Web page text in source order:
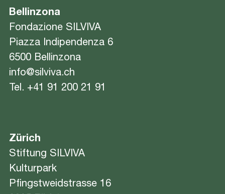
Bellinzona
Fondazione SILVIVA
Piazza Indipendenza 6
6500 Bellinzona
info@silviva.ch
Tel. +41 91 200 21 91
Zürich
Stiftung SILVIVA
Kulturpark
Pfingstweidstrasse 16